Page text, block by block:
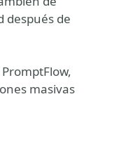
después de
masivas